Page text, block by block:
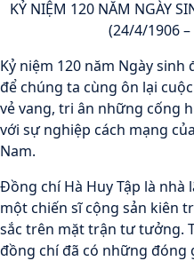
KỶ NIỆM 120 NĂM NGÀY
(24/4/1906
Kỷ niệm 120 năm Ngày sinh
để chúng ta cùng ôn lại
vẻ vang, tri ân những cống
với sự nghiệp cách mạng
Nam.
Đồng chí Hà Huy Tập là
một chiến sĩ cộng sản kiên
sắc trên mặt trận tư tưởng.
đồng chí đã có những